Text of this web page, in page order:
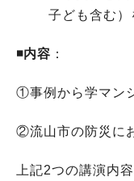
子ども含む）
◾️内容 ：
①事例から学マン
②流山市の防災に
上記2つの講演内